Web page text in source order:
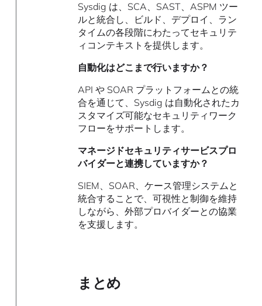
Sysdig は、SCA、SAST、ASPM ツー
ルと統合し、ビルド、デプロイ、ラン
タイムの各段階にわたってセキュリテ
ィコンテキストを提供します。
自動化はどこまで行いますか？
API や SOAR プラットフォームとの統
合を通じて、Sysdig は自動化されたカ
スタマイズ可能なセキュリティワーク
フローをサポートします。
マネージドセキュリティサービスプロ
バイダーと連携していますか？
SIEM、SOAR、ケース管理システムと
統合することで、可視性と制御を維持
しながら、外部プロバイダーとの協業
を支援します。
まとめ